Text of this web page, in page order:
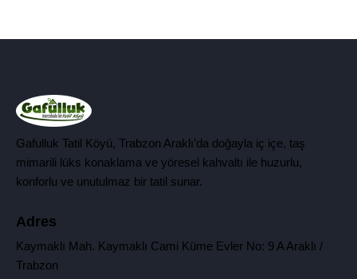
Gafulluk Tatil Köyü, Trabzon Araklı’da doğayla iç içe, taş
mimarili lüks konaklama ve yöresel kahvaltı ile huzurlu,
konforlu ve unutulmaz bir tatil sunar.
Adres
Kaymaklı Mah. Kaymaklı Cami Küme Evler No: 9 A Araklı /
Trabzon